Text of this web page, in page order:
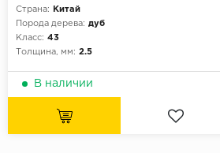
Страна:
Китай
Порода дерева: дуб
Класс: 43
Толщина, мм: 2.5
В наличии